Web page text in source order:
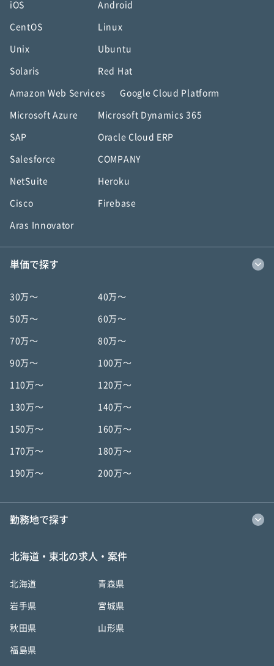
iOS Android
CentOS Linux
Unix Ubuntu
Solaris Red Hat
Amazon Web Services Google Cloud Platform
Microsoft Azure Microsoft Dynamics 365
SAP Oracle Cloud ERP
Salesforce COMPANY
NetSuite Heroku
Cisco Firebase
Aras Innovator
単価で探す
30万〜 40万〜
50万〜 60万〜
70万〜 80万〜
90万〜 100万〜
110万〜 120万〜
130万〜 140万〜
150万〜 160万〜
170万〜 180万〜
190万〜 200万〜
勤務地で探す
北海道・東北の求人・案件
北海道 青森県
岩手県 宮城県
秋田県 山形県
福島県